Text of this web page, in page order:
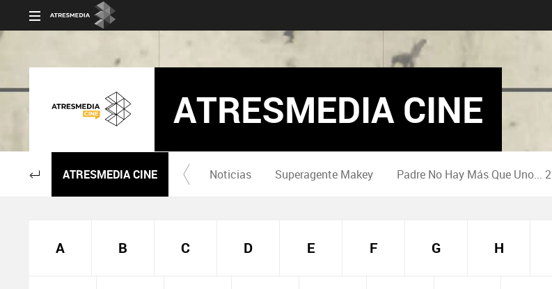
ATRESMEDIA CINE
ATRESMEDIA CINE Noticias Superagente Makey Padre No Hay Más Que Uno... 2
A B C D E F G H